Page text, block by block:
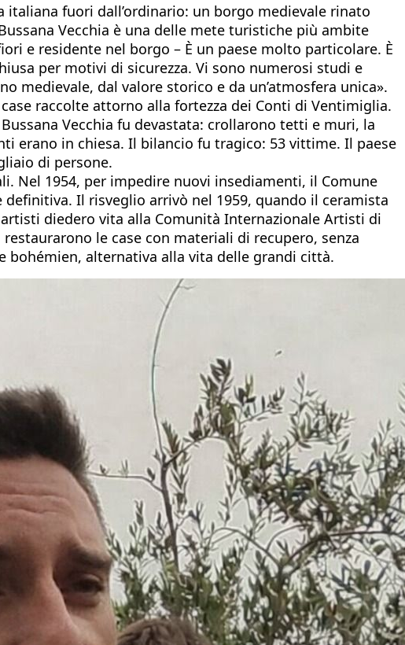
fuori dall’ordinario: un borgo medievale rinato
Vecchia è una delle mete turistiche più ambite
e residente nel borgo – È un paese molto particolare. È
per motivi di sicurezza. Vi sono numerosi studi e
dal valore storico e da un’atmosfera unica».
raccolte attorno alla fortezza dei Conti di Ventimiglia.
Vecchia fu devastata: crollarono tetti e muri, la
erano in chiesa. Il bilancio fu tragico: 53 vittime. Il paese
di persone.
Nel 1954, per impedire nuovi insediamenti, il Comune
Il risveglio arrivò nel 1959, quando il ceramista
diedero vita alla Comunità Internazionale Artisti di
le case con materiali di recupero, senza
bohémien, alternativa alla vita delle grandi città.